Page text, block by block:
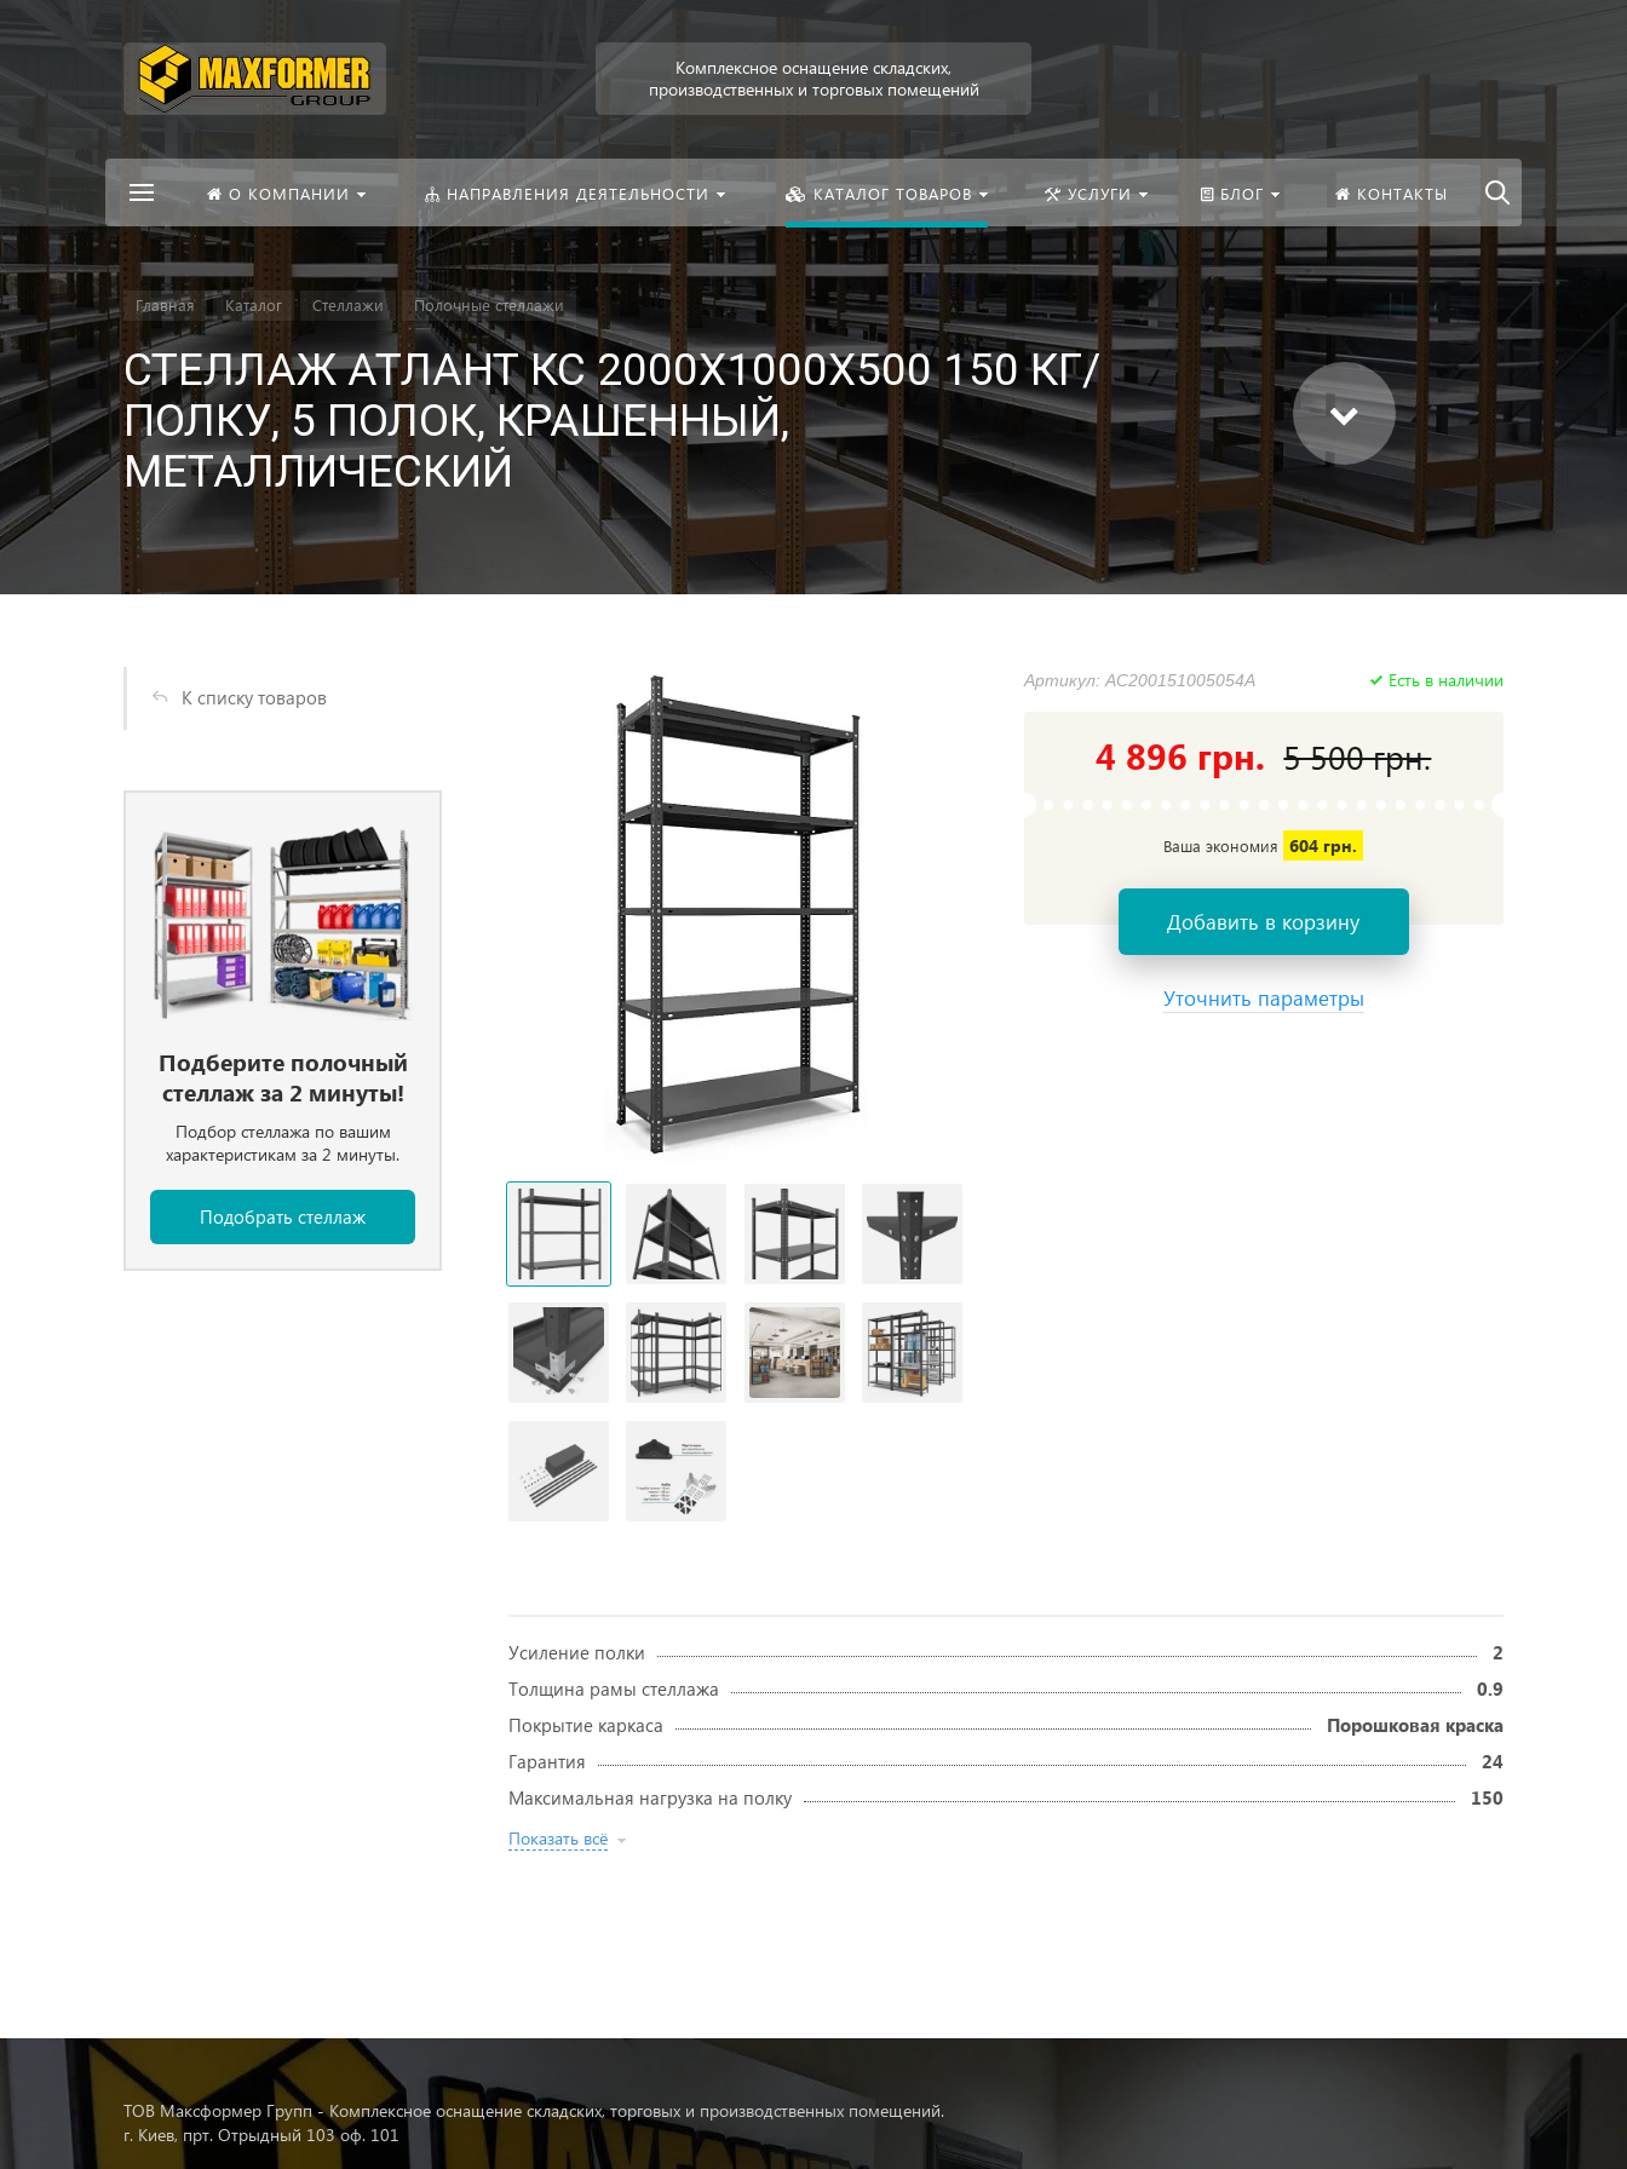
Искать:везде
Комплексное оснащение складских,
производственных и торговых помещений
О КОМПАНИИ НАПРАВЛЕНИЯ ДЕЯТЕЛЬНОСТИ КАТАЛОГ ТОВАРОВ УСЛУГИ БЛОГ КОНТАКТЫ
Главная Каталог Стеллажи Полочные стеллажи
СТЕЛЛАЖ АТЛАНТ КС 2000Х1000Х500 150 КГ/
ПОЛКУ, 5 ПОЛОК, КРАШЕННЫЙ,
МЕТАЛЛИЧЕСКИЙ
К списку товаров
Подберите полочный
стеллаж за 2 минуты!
Подбор стеллажа по вашим
характеристикам за 2 минуты.
Подобрать стеллаж
Артикул: AC200151005054A Есть в наличии
4 896 грн. 5 500 грн.
Ваша экономия 604 грн.
Добавить в корзину
Уточнить параметры
Усиление полки
2
Толщина рамы стеллажа
0.9
Покрытие каркаса
Порошковая краска
Гарантия
24
Максимальная нагрузка на полку
150
Показать всё
ТОВ Максформер Групп - Комплексное оснащение складских, торговых и производственных помещений.
г. Киев, прт. Отрыдный 103 оф. 101